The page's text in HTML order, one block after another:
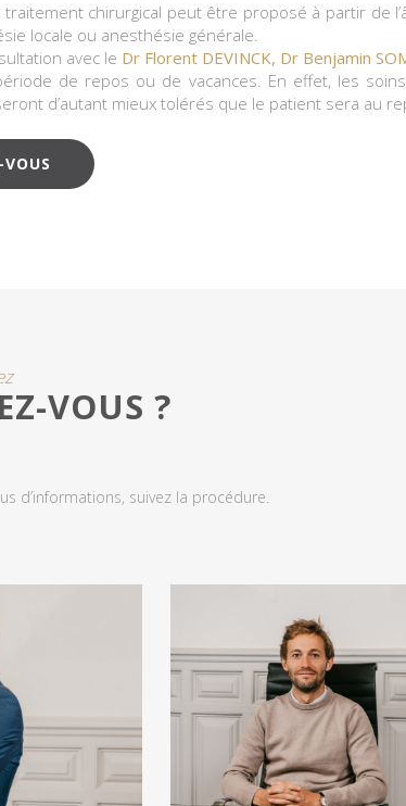
chirurgical peut être proposé à partir de
locale ou anesthésie générale.
avec le Dr Florent DEVINCK, Dr Benjamin
de repos ou de vacances. En effet, les
d’autant mieux tolérés que le patient sera au
VOUS ?
d’informations, suivez la procédure.